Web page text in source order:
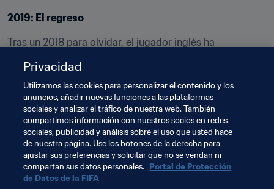
2019: El regreso
Tras un 2018 para olvidar, el jugador inglés ha
manera! Algunos de sus logros más importantes este
año han sido la clasificación para tres Copas FUT
Champions y disputar la ePremier League con su
querido Arsenal FC, así como su participación junto con
'FaZe' en la FIFA eClub World Cup 2019. En estos
momentos, 'Tass' ocupa la 13ª posición en las Series
Globales del FIFA 19, por lo que tiene muchas opciones
de sellar su billete para la FIFA eWorld Cup 2019 en las
Privacidad
Utilizamos las cookies para personalizar el contenido y los
anuncios, añadir nuevas funciones a las plataformas
sociales y analizar el tráfico de nuestra web. También
compartimos información con nuestros socios en redes
sociales, publicidad y análisis sobre el uso que usted hace
de nuestra página. Use los botones de la derecha para
ajustar sus preferencias y solicitar que no se vendan ni
compartan sus datos personales. Portal de Protección
de Datos de la FIFA